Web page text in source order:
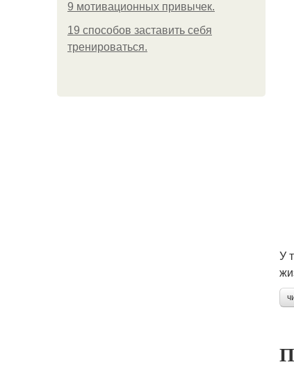
9 мотивационных привычек.
19 способов заставить себя
тренироваться.
У